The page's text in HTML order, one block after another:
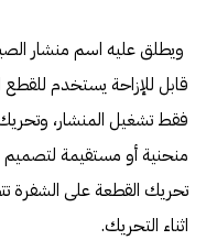
ويطلق عليه اسم منشار
قابل للإزاحة يستخدم
فقط تشغيل المنشار،
منحنية أو مستقيمة لتصميم
تحريك القطعة على الشفرة
اثناء التحريك.